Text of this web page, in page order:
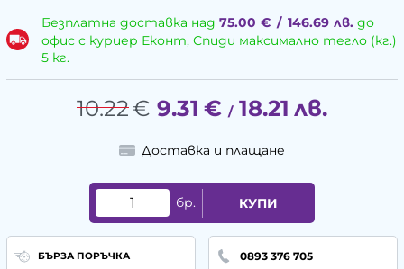
Безплатна доставка над 75.00 € / 146.69 лв.до
офис с куриер Еконт, Спиди максимално тегло (кг.)
5 кг.
10.22€ 9.31 € / 18.21 лв.
Доставка и плащане
бр. КУПИ
БЪРЗА ПОРЪЧКА 0893 376 705